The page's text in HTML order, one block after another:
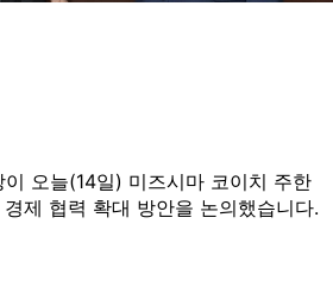
오늘(14일) 미즈시마 코이치 주한
제 협력 확대 방안을 논의했습니다.